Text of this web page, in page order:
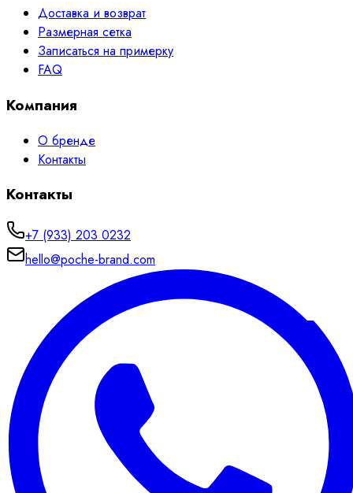
Доставка и возврат
Размерная сетка
Записаться на примерку
FAQ
Компания
О бренде
Контакты
Контакты
+7 (933) 203 0232
hello@poche-brand.com